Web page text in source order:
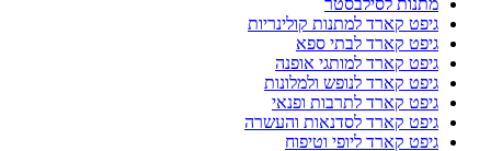
מתנות לסילבסטר
גיפט קארד למתנות קולינריות
גיפט קארד לבתי ספא
גיפט קארד למותגי אופנה
גיפט קארד לנופש ולמלונות
גיפט קארד לתרבות ופנאי
גיפט קארד לסדנאות והעשרה
גיפט קארד ליופי וטיפוח